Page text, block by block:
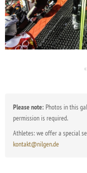
Please note: Photos in this
permission is required.
Athletes: we offer a special
kontakt@nilgen.de